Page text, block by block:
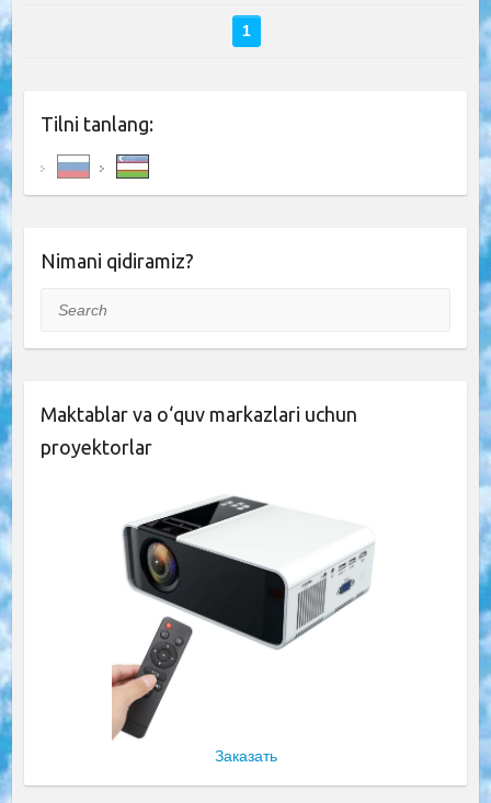
1
Tilni tanlang:
Nimani qidiramiz?
Search
Maktablar va o‘quv markazlari uchun
proyektorlar
Заказать